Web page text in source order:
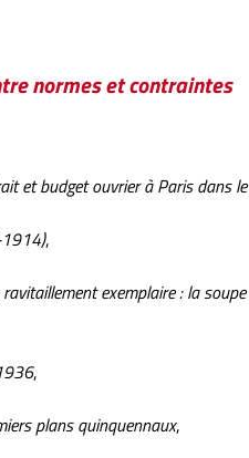
normes et contraintes
et budget ouvrier à Paris dans
1914),
exemplaire : la
,
plans quinquennaux,